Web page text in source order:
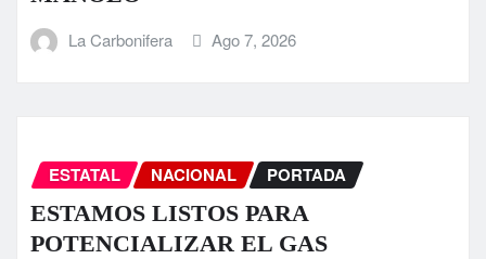
La Carbonifera Ago 7, 2026
ESTATAL NACIONAL PORTADA
ESTAMOS LISTOS PARA
POTENCIALIZAR EL GAS